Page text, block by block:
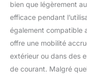
bien que légèrement
efficace pendant
également compatible
offre une mobilité
extérieur ou dans des
de courant. Malgré